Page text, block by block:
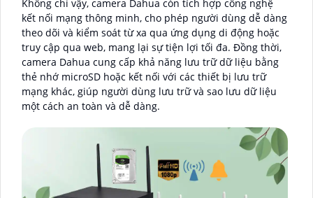
Không chỉ vậy, camera Dahua còn tích hợp công nghệ
kết nối mạng thông minh, cho phép người dùng dễ dàng
theo dõi và kiểm soát từ xa qua ứng dụng di động hoặc
truy cập qua web, mang lại sự tiện lợi tối đa. Đồng thời,
camera Dahua cung cấp khả năng lưu trữ dữ liệu bằng
thẻ nhớ microSD hoặc kết nối với các thiết bị lưu trữ
mạng khác, giúp người dùng lưu trữ và sao lưu dữ liệu
một cách an toàn và dễ dàng.